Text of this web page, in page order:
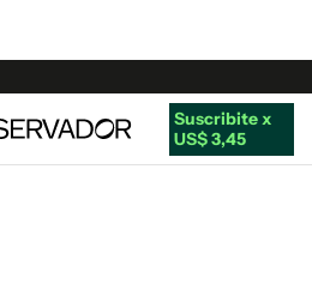
Suscribite x
US$ 3,45